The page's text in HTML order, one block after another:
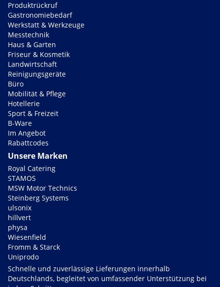
Produktrückruf
Gastronomiebedarf
Werkstatt & Werkzeuge
Messtechnik
Haus & Garten
Friseur & Kosmetik
Landwirtschaft
Reinigungsgeräte
Büro
Mobilität & Pflege
Hotellerie
Sport & Freizeit
B-Ware
Im Angebot
Rabattcodes
Unsere Marken
Royal Catering
STAMOS
MSW Motor Technics
Steinberg Systems
ulsonix
hillvert
physa
Wiesenfield
Fromm & Starck
Uniprodo
Schnelle und zuverlässige Lieferungen innerhalb
Deutschlands, begleitet von umfassender Unterstützung bei